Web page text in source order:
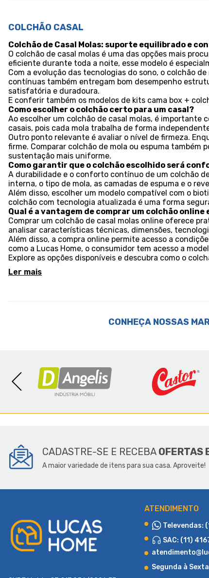
COLCHÃO CASAL
Colchão de Casal Molas: suporte equilibrado e
O colchão de casal molas é uma das opções mais
eficiente durante toda a noite, esse modelo é
Com a evolução das tecnologias do sono, o colchão
contínuas também entregam bom desempenho
satisfatória e duradoura.
E conferir também os modelos de kits cama box +
Como escolher o colchão certo para um casal?
Ao escolher um colchão de casal molas, é importante
casais, pois cada mola trabalha de forma
Outro ponto relevante é avaliar o nível de firmeza.
firme. Comparar colchão de mola ou espuma
sustentação mais uniforme.
Como garantir que o colchão escolhido será
A durabilidade e o conforto contínuo de um colchão
interna, o tipo de mola, as camadas de espuma e o
Além disso, escolher um modelo compatível com o
colchão com tecnologia atualizada é uma forma
Qual é a vantagem de comprar um colchão
Comprar um colchão de casal molas online oferece
analisar características técnicas, dimensões,
Além disso, a compra online permite acesso a
como a Lucas Home, o consumidor tem acesso a
Explore as opções disponíveis e descubra como o
Ler mais
CONHEÇA NOSSAS
CADASTRE-SE E RECEBA OFERTAS
A maior variedade de itens para sua casa. Aproveite!
ATENDIMENTO
Televendas:
SAC: (11)
Segunda à